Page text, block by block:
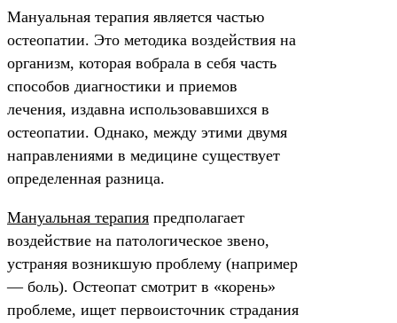
Мануальная терапия является частью
остеопатии. Это методика воздействия на
организм, которая вобрала в себя часть
способов диагностики и приемов
лечения, издавна использовавшихся в
остеопатии. Однако, между этими двумя
направлениями в медицине существует
определенная разница.
Мануальная терапия предполагает
воздействие на патологическое звено,
устраняя возникшую проблему (например
— боль). Остеопат смотрит в «корень»
проблеме, ищет первоисточник страдания